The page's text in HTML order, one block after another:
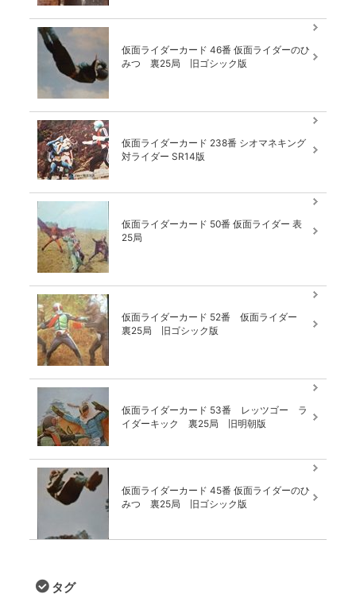
仮面ライダーカード 46番 仮面ライダーのひ
みつ 裏25局 旧ゴシック版
仮面ライダーカード 238番 シオマネキング
対ライダー SR14版
仮面ライダーカード 50番 仮面ライダー 表
25局
仮面ライダーカード 52番 仮面ライダー
裏25局 旧ゴシック版
仮面ライダーカード 53番 レッツゴー ラ
イダーキック 裏25局 旧明朝版
仮面ライダーカード 45番 仮面ライダーのひ
みつ 裏25局 旧ゴシック版
タグ